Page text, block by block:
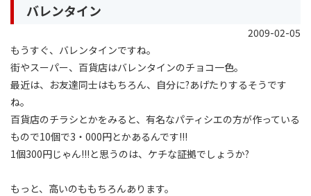
バレンタイン
2009-02-05
もうすぐ、バレンタインですね。
街やスーパー、百貨店はバレンタインのチョコ一色。
最近は、お友達同士はもちろん、自分に?あげたりするそうです
ね。
百貨店のチラシとかをみると、有名なパティシエの方が作っている
もので10個で3・000円とかあるんです!!!
1個300円じゃん!!!と思うのは、ケチな証拠でしょうか?
もっと、高いのももちろんあります。